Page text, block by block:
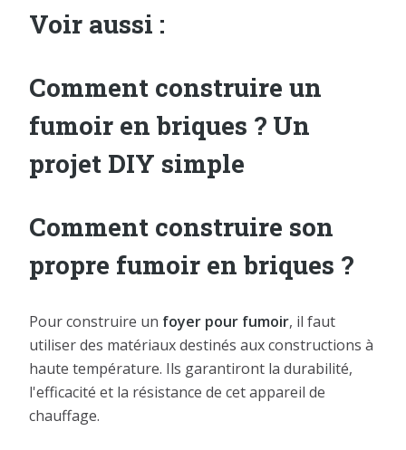
Voir aussi :
Comment construire un
fumoir en briques ? Un
projet DIY simple
Comment construire son
propre fumoir en briques ?
Pour construire un foyer pour fumoir, il faut
utiliser des matériaux destinés aux constructions à
haute température. Ils garantiront la durabilité,
l'efficacité et la résistance de cet appareil de
chauffage.